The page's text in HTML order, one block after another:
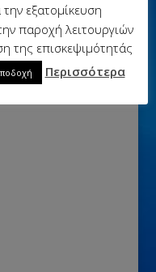
εξατομίκευση
παροχή λειτουργιών
της επισκεψιμότητάς
Περισσότερα